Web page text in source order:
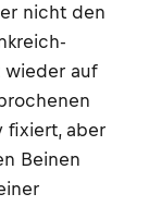
nicht den
wieder auf
fixiert, aber
Beinen